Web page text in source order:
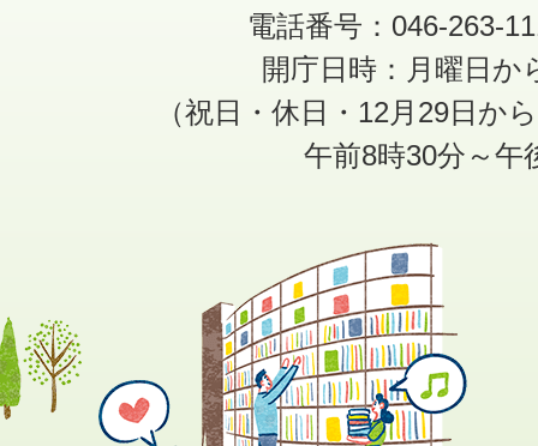
電話番号：046-263-
開庁日時：月曜日か
（祝日・休日・12月29日か
午前8時30分～午